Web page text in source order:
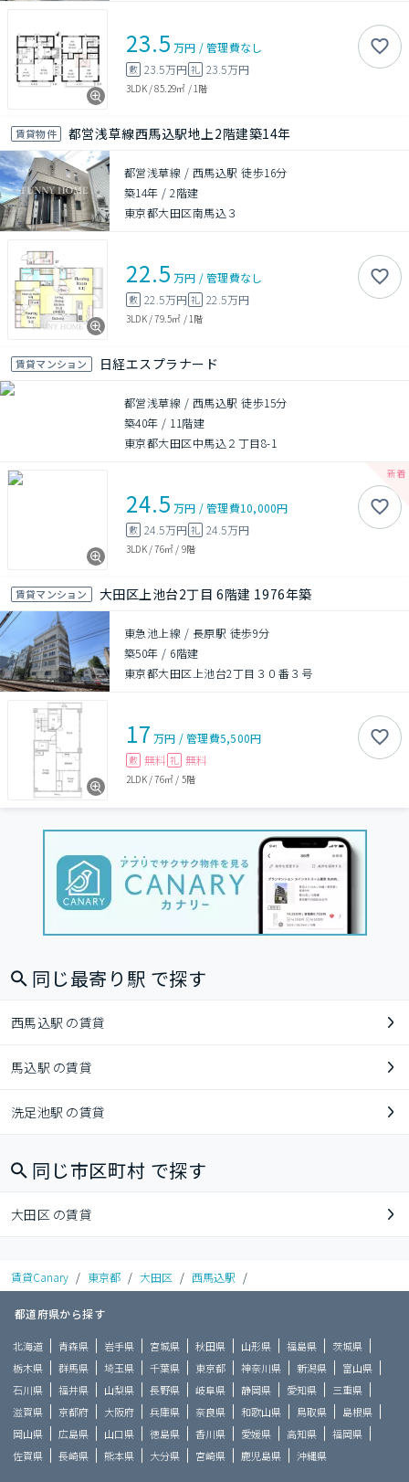
23.5 万円 /管理費なし
敷 23.5万円 礼 23.5万円
3LDK/85.29㎡ / 1階
賃貸物件 都営浅草線西馬込駅地上2階建築14年
都営浅草線 / 西馬込駅 徒歩16分
築14年 /2階建
東京都大田区南馬込３
22.5 万円 /管理費なし
敷 22.5万円 礼 22.5万円
3LDK/79.5㎡ / 1階
賃貸マンション 日経エスプラナード
都営浅草線 / 西馬込駅 徒歩15分
築40年 / 11階建
東京都大田区中馬込２丁目8-1
24.5 万円 /管理費10,000円
敷 24.5万円 礼 24.5万円
3LDK/76㎡ / 9階
賃貸マンション 大田区上池台2丁目 6階建 1976年築
東急池上線 / 長原駅 徒歩9分
築50年 / 6階建
東京都大田区上池台2丁目３０番３号
17 万円 /管理費5,500円
敷 無料 礼 無料
2LDK/76㎡ / 5階
同じ最寄り駅 で探す
西馬込駅 の賃貸
馬込駅 の賃貸
洗足池駅 の賃貸
同じ市区町村 で探す
大田区 の賃貸
賃貸Canary / 東京都 / 大田区 / 西馬込駅 /
都道府県から探す
北海道 青森県 岩手県 宮城県 秋田県 山形県 福島県
茨城県
栃木県
群馬県 埼玉県 千葉県 東京都 神奈川県 新潟県
富山県
石川県
福井県 山梨県 長野県 岐阜県 静岡県 愛知県
三重県
滋賀県
京都府 大阪府 兵庫県 奈良県 和歌山県 鳥取県
島根県
岡山県
広島県 山口県 徳島県 香川県 愛媛県 高知県
福岡県
佐賀県
長崎県 熊本県 大分県 宮崎県 鹿児島県 沖縄県